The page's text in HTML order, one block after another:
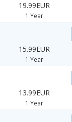
19.99EUR
1 Year
15.99EUR
1 Year
13.99EUR
1 Year